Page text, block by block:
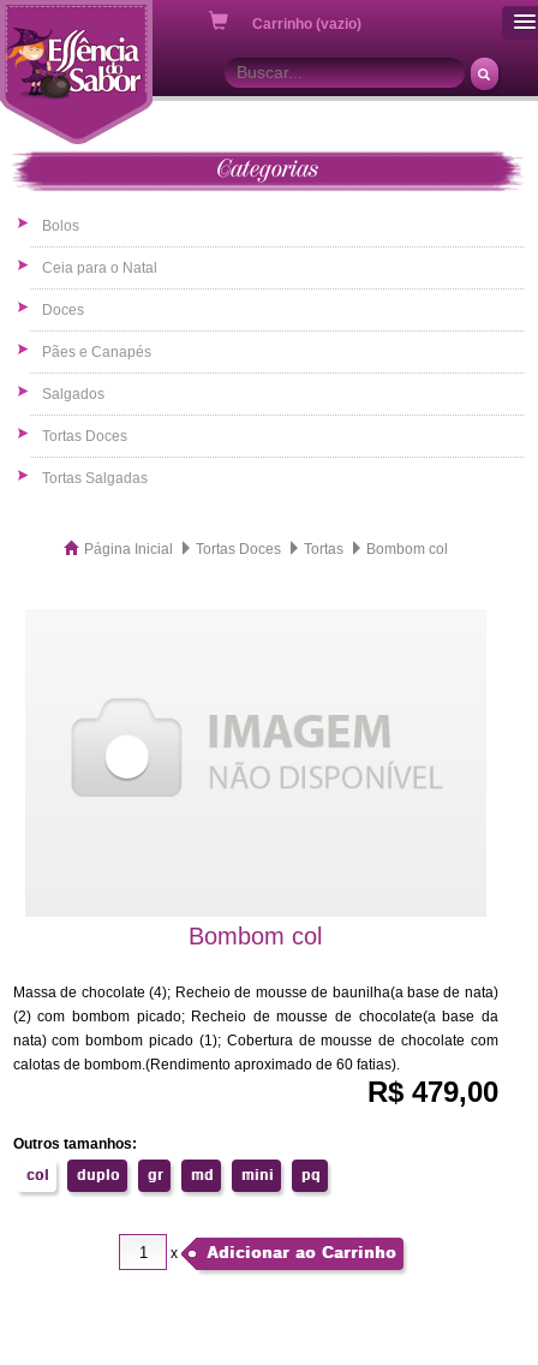
Carrinho (vazio)
Categorias
Bolos
Ceia para o Natal
Doces
Pães e Canapés
Salgados
Tortas Doces
Tortas Salgadas
Página Inicial Tortas Doces Tortas Bombom col
Bombom col
Massa de chocolate (4); Recheio de mousse de baunilha(a base de nata)
(2) com bombom picado; Recheio de mousse de chocolate(a base da
nata) com bombom picado (1); Cobertura de mousse de chocolate com
calotas de bombom.(Rendimento aproximado de 60 fatias).
R$ 479,00
Outros tamanhos:
col
duplo gr md mini pq
x Adicionar ao Carrinho